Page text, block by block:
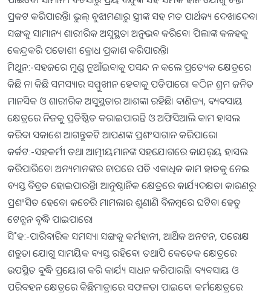
ପ୍ରକଟ କରିପାରନ୍ତି। ଭୁଲ୍‌ ବୁଝାମଣାରୁ ସ୍ତ୍ରୀଙ୍କ ସହ ମତ ପାର୍ଥକ୍ୟ ଦେଖାଦେବା
ସଙ୍ଗକୁ ସାମାନ୍ୟ ଶାରୀରିକ ଅସୁସ୍ଥତା ଅନୁଭବ କରିବେ। ପିଲାଙ୍କ କଳହକୁ
କେନ୍ଦ୍ରକରି ପଡୋଶୀ କ୍ରୋଧ ପ୍ରକାଶ କରିପାରନ୍ତି।
ମିଥୁନ:-ସହଜରେ ମୁଣ୍ଡ ନୁଆଁଇବାକୁ ପସନ୍ଦ ନ କଲେ ପ୍ରତ୍ୟେକ କ୍ଷେତ୍ରରେ
କିଛି ନା କିଛି ସମସ୍ୟାର ସମ୍ମୁଖୀନ ହେବାକୁ ପଡିପାରେ। କଠିନ ଶ୍ରମ ଜନିତ
ମାନସିକ ଓ ଶାରୀରିକ ଅସୁସ୍ଥତାର ଆଶଙ୍କା ରହିଛି। ବାଣିଜ୍ୟ, ବ୍ୟବସାୟ
କ୍ଷେତ୍ରରେ ନିଜକୁ ପ୍ରତିଷ୍ଠିତ କରାଇପାରନ୍ତି ଓ ଅଫିସିଆଲି କାମ ହାସଲ
କରିବା ସକାଶେ ଆଗନ୍ତୁକଟି ଆପଣଙ୍କ ପ୍ରଶଂସାଗାନ କରିପାରେ।
କର୍କଟ:-ସହକର୍ମୀ ତଥା ଆତ୍ମୀୟମାନଙ୍କ ସହଯୋଗରେ କାଯର୍‌ୟ ହାସଲ
କରିପାରିବେ। ଅନ୍ୟମାନଙ୍କର ଚାପରେ ପଡି ଏକାଧିକ କାମ ହାତକୁ ନେଇ
ବ୍ୟସ୍ତ ବିବ୍ରତ ହୋଇପାରନ୍ତି। ଆନୁଷ୍ଠାନିକ କ୍ଷେତ୍ରରେ କାର୍ଯ୍ୟଦକ୍ଷତା କାରଣରୁ
ପ୍ରଶଂସିତ ହେବେ। କଚେରି ମାମଲାର ଶୁଣାଣି ବିଳମ୍ବରେ ଘଟିବା ହେତୁ
ଟେନ୍ସନ ବୃଦ୍ଧି ପାଇପାରେ।
ସି˚ହ:-ପାରିବାରିକ ସମସ୍ୟା ସଙ୍ଗକୁ କର୍ମହାନୀ, ଆର୍ଥିକ ଅନଟନ, ପରୋକ୍ଷ
ଶତ୍ରୁତା ଯୋଗୁ ସାମୟିକ ବ୍ୟସ୍ତ ରହିବେ। ତଥାପି କେତେକ କ୍ଷେତ୍ରରେ
ଉପସ୍ଥିତ ବୁଦ୍ଧି ପ୍ରୟୋଗ କରି କାର୍ଯ୍ୟ ସାଧନ କରିପାରନ୍ତି। ବ୍ୟବସାୟ ଓ
ପରିବହନ କ୍ଷେତ୍ରରେ କିଛିମାତ୍ରାରେ ସଫଳତା ପାଇବେ। କର୍ମକ୍ଷେତ୍ରରେ